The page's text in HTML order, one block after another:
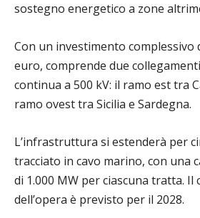
sostegno energetico a zone
Con un investimento complessivo
euro, comprende due
continua a 500 kV: il ramo est tra
ramo ovest tra Sicilia e Sardegna.
L’infrastruttura si estenderà per
tracciato in cavo marino, con una
di 1.000 MW per ciascuna tratta. Il
dell’opera è previsto per il 2028.